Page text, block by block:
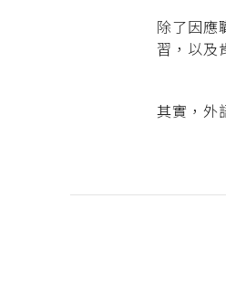
除了因應
習，以及
其實，外